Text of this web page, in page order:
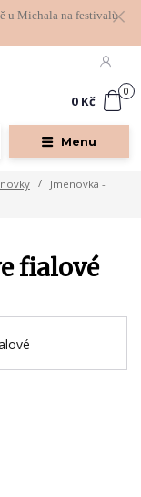
u Michala na festivalu
Menu
0
0 Kč
Jmenovka -
fialové